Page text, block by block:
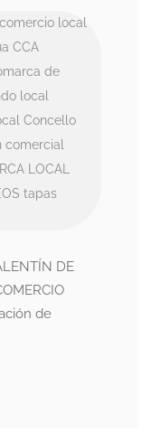
local
CCA
de
local
Concello
comercial
LOCAL
tapas
DE
de